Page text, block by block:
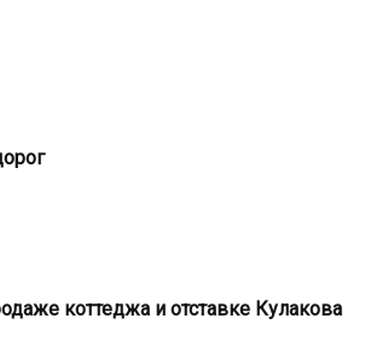
коттеджа и отставке Кулакова